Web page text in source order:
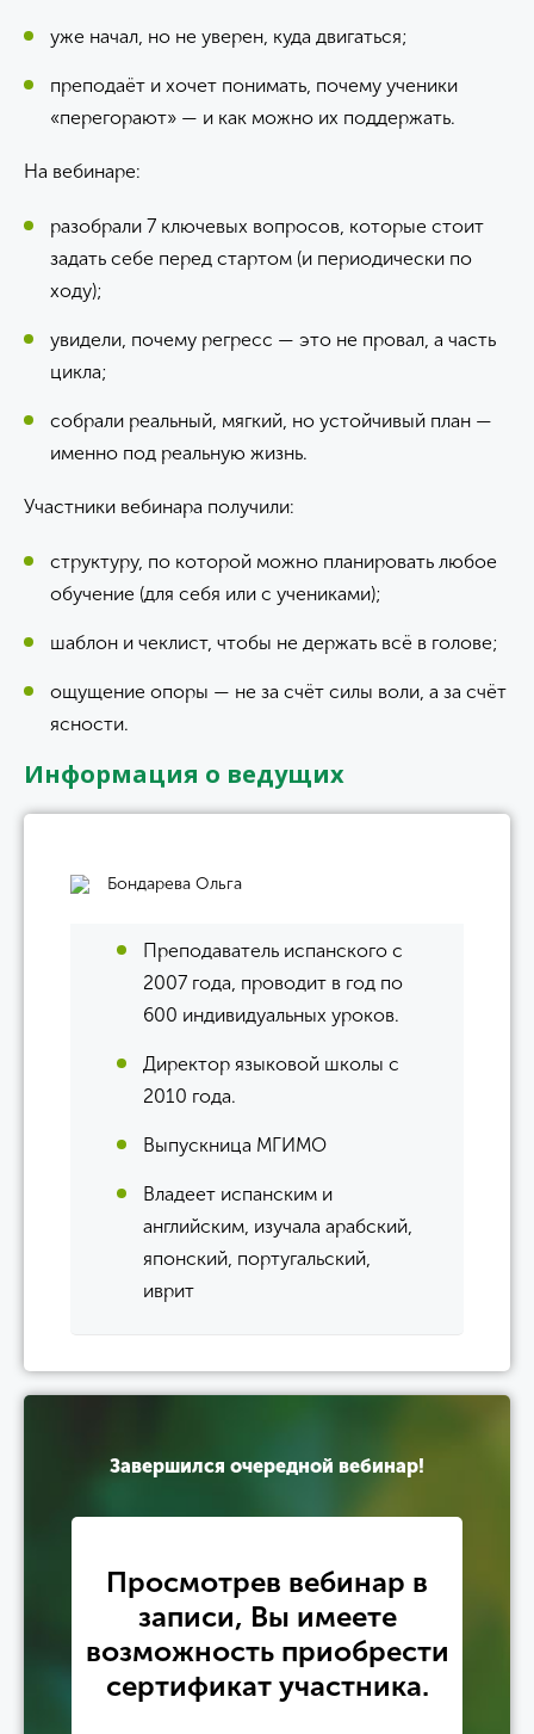
уже начал, но не уверен, куда двигаться;
преподаёт и хочет понимать, почему ученики
«перегорают» — и как можно их поддержать.
На вебинаре:
разобрали 7 ключевых вопросов, которые стоит
задать себе перед стартом (и периодически по
ходу);
увидели, почему регресс — это не провал, а часть
цикла;
собрали реальный, мягкий, но устойчивый план —
именно под реальную жизнь.
Участники вебинара получили:
структуру, по которой можно планировать любое
обучение (для себя или с учениками);
шаблон и чеклист, чтобы не держать всё в голове;
ощущение опоры — не за счёт силы воли, а за счёт
ясности.
Информация о ведущих
Бондарева Ольга
Преподаватель испанского с
2007 года, проводит в год по
600 индивидуальных уроков.
Директор языковой школы с
2010 года.
Выпускница МГИМО
Владеет испанским и
английским, изучала арабский,
японский, португальский,
иврит
Завершился очередной вебинар!
Просмотрев вебинар в
записи, Вы имеете
возможность приобрести
сертификат участника.